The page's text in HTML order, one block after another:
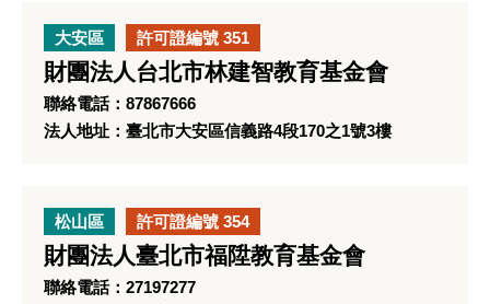
大安區 許可證編號 351
財團法人台北市林建智教育基金會
聯絡電話：87867666
法人地址：臺北市大安區信義路4段170之1號3樓
松山區 許可證編號 354
財團法人臺北市福陞教育基金會
聯絡電話：27197277